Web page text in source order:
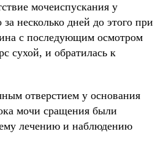
мочеиспускания у
несколько дней до этого при
с последующим осмотром
сухой, и обратилась к
отверстием у основания
мочи сращения были
лечению и наблюдению